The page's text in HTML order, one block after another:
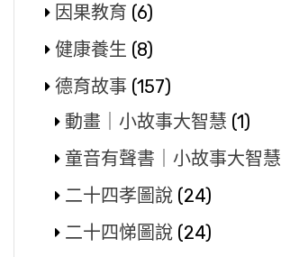
因果教育 (6)
健康養生 (8)
德育故事 (157)
動畫｜小故事大智慧 (1)
童音有聲書｜小故事大智慧
二十四孝圖說 (24)
二十四悌圖說 (24)